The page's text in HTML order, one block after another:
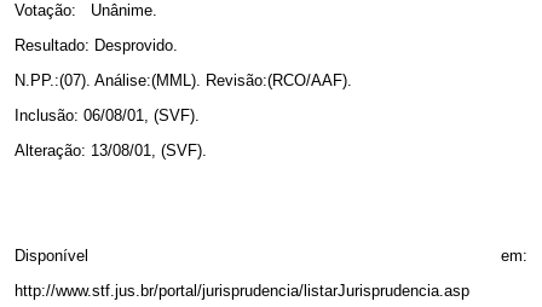
Votação: Unânime.
Resultado: Desprovido.
N.PP.:(07). Análise:(MML). Revisão:(RCO/AAF).
Inclusão: 06/08/01, (SVF).
Alteração: 13/08/01, (SVF).
Disponível em:
http://www.stf.jus.br/portal/jurisprudencia/listarJurisprudencia.asp